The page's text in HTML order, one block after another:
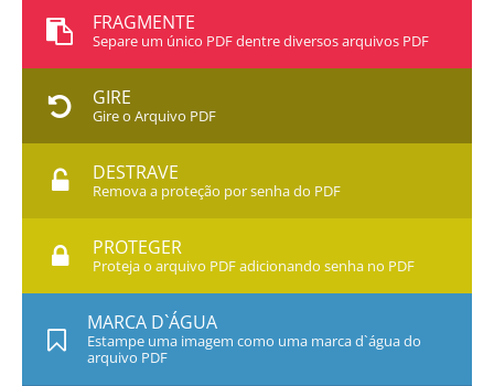
FRAGMENTE
Separe um único PDF dentre diversos arquivos PDF
GIRE
Gire o Arquivo PDF
DESTRAVE
Remova a proteção por senha do PDF
PROTEGER
Proteja o arquivo PDF adicionando senha no PDF
MARCA D`ÁGUA
Estampe uma imagem como uma marca d`água do
arquivo PDF